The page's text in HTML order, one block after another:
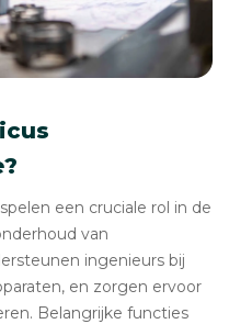
een cruciale rol in de
van
ingenieurs bij
en zorgen ervoor
Belangrijke functies